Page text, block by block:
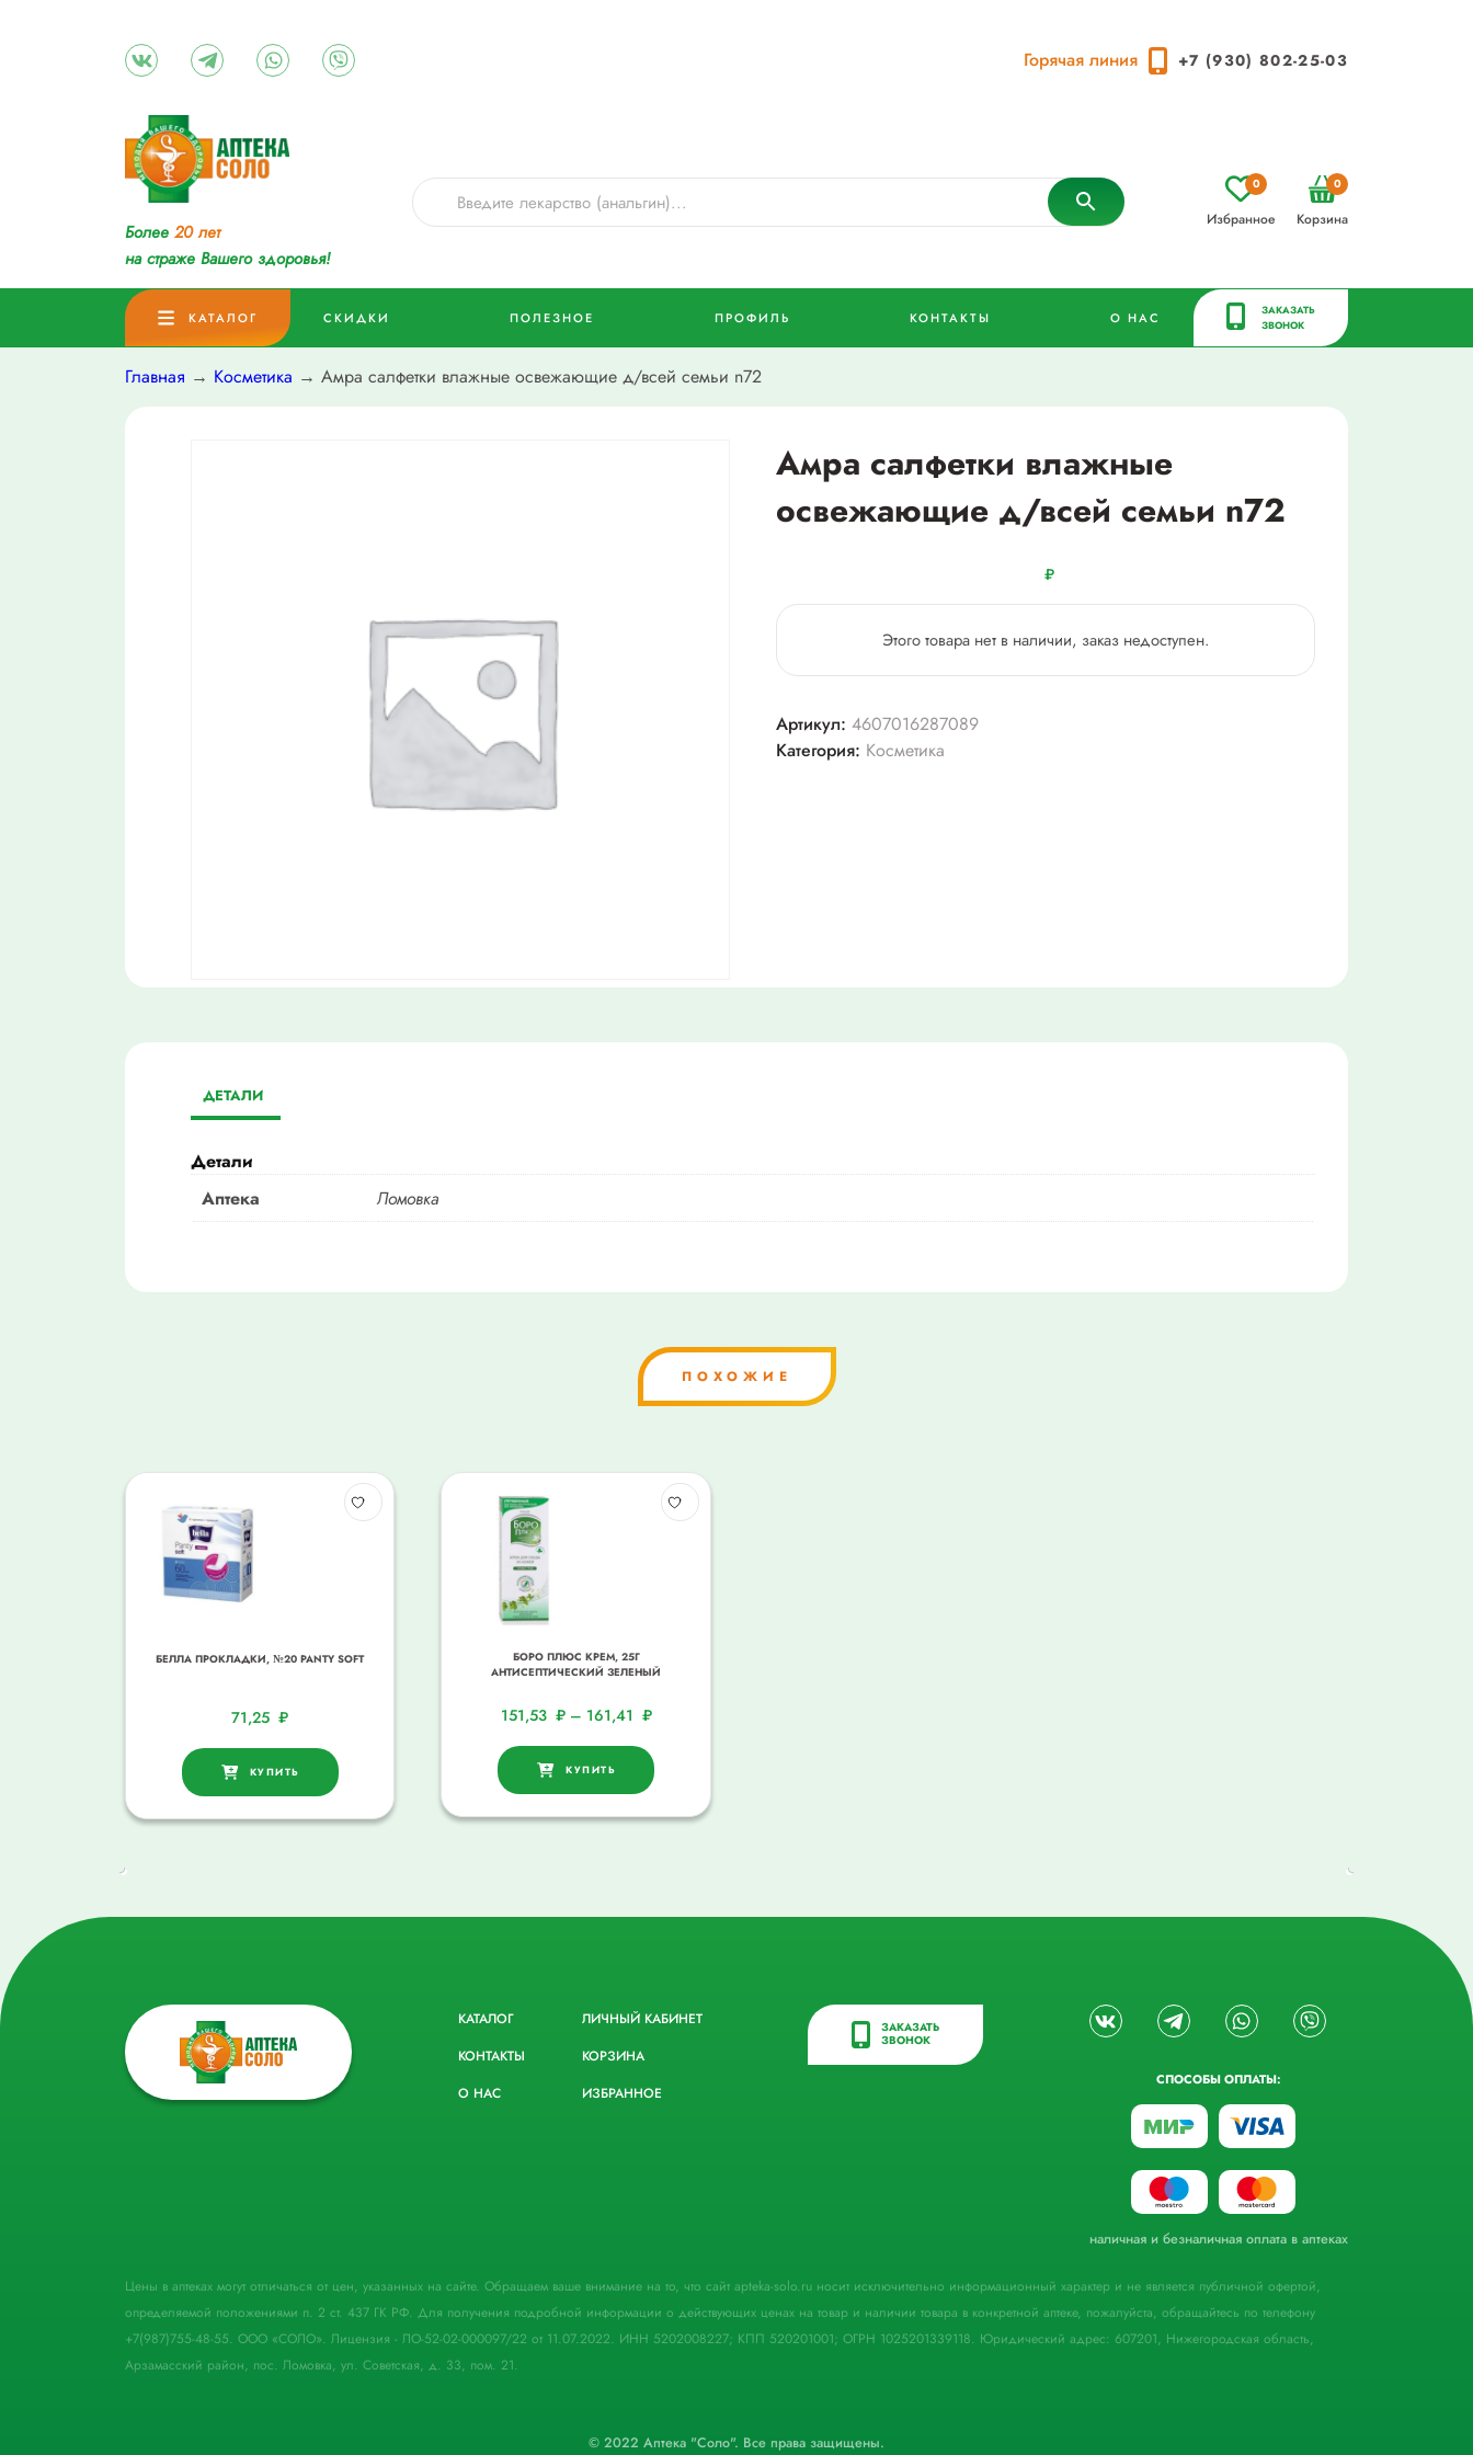
Горячая линия +7 (930) 802-25-03
Более 20 лет
на страже Вашего здоровья!
Избранное
0
Корзина
0
КАТАЛОГ СКИДКИ ПОЛЕЗНОЕ ПРОФИЛЬ КОНТАКТЫ О НАС
ЗАКАЗАТЬ
ЗВОНОК
Главная → Косметика → Амра салфетки влажные освежающие д/всей семьи n72
Амра салфетки влажные
освежающие д/всей семьи n72
₽
Этого товара нет в наличии, заказ недоступен.
Артикул: 4607016287089
Категория: Косметика
ДЕТАЛИ
Детали
Аптека
Ломовка
ПОХОЖИЕ
БЕЛЛА ПРОКЛАДКИ, №20 PANTY SOFT
71,25₽
КУПИТЬ
БОРО ПЛЮС КРЕМ, 25Г
АНТИСЕПТИЧЕСКИЙ ЗЕЛЕНЫЙ
151,53 ₽ – 161,41 ₽
КУПИТЬ
КАТАЛОГ
КОНТАКТЫ
О НАС
ЛИЧНЫЙ КАБИНЕТ
КОРЗИНА
ИЗБРАННОЕ
ЗАКАЗАТЬ
ЗВОНОК
СПОСОБЫ ОПЛАТЫ:
наличная и безналичная оплата в аптеках
Цены в аптеках могут отличаться от цен, указанных на сайте. Обращаем ваше внимание на то, что сайт apteka-solo.ru носит исключительно информационный характер и не является публичной офертой,
определяемой положениями п. 2 ст. 437 ГК РФ. Для получения подробной информации о действующих ценах на товар и наличии товара в конкретной аптеке, пожалуйста, обращайтесь по телефону
+7(987)755-48-55. ООО «СОЛО». Лицензия - ЛО-52-02-000097/22 от 11.07.2022. ИНН 5202008227; КПП 520201001; ОГРН 1025201339118. Юридический адрес: 607201, Нижегородская область,
Арзамасский район, пос. Ломовка, ул. Советская, д. 33, пом. 21.
© 2022 Аптека "Соло". Все права защищены.